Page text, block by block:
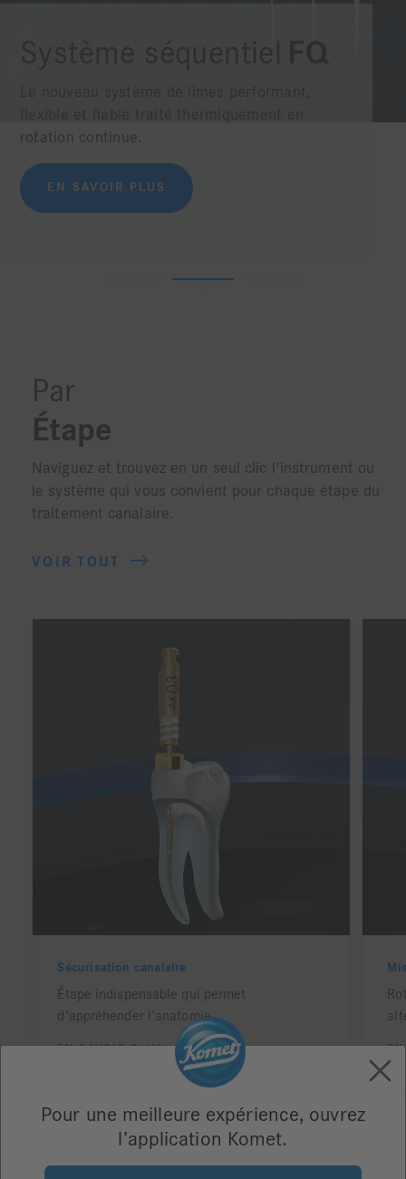
FQ
rotation continue.
EN SAVOIR PLUS
Par
Étape
Naviguez et trouvez en un seul clic l'instrument ou
le système qui vous convient pour chaque étape du
traitement canalaire.
VOIR TOUT
Sécurisation canalaire
Étape indispensable qui permet
d'appréhender l'anatomie...
EN SAVOIR PLUS
Pour une meilleure expérience, ouvrez
l’application Komet.